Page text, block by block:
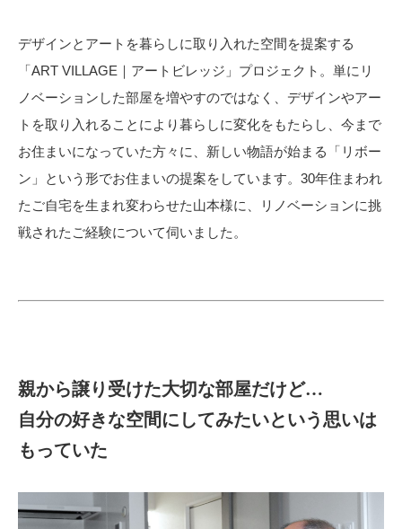
デザインとアートを暮らしに取り入れた空間を提案する
「ART VILLAGE｜アートビレッジ」プロジェクト。単にリ
ノベーションした部屋を増やすのではなく、デザインやアー
トを取り入れることにより暮らしに変化をもたらし、今まで
お住まいになっていた方々に、新しい物語が始まる「リボー
ン」という形でお住まいの提案をしています。30年住まわれ
たご自宅を生まれ変わらせた山本様に、リノベーションに挑
戦されたご経験について伺いました。
親から譲り受けた大切な部屋だけど…
自分の好きな空間にしてみたいという思いは
もっていた